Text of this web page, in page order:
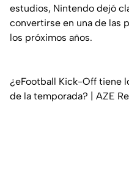
estudios, Nintendo dejó
convertirse en una de las
los próximos años.
¿eFootball Kick-Off tiene
de la temporada? | AZE